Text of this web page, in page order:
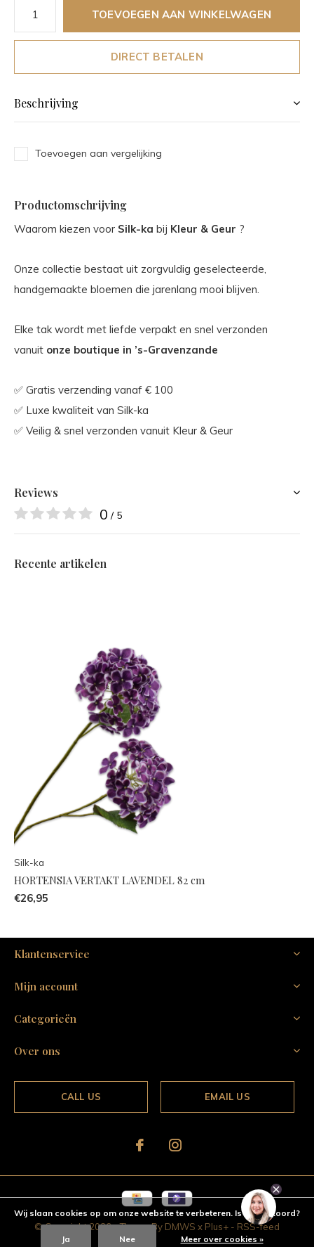
TOEVOEGEN AAN WINKELWAGEN
DIRECT BETALEN
Beschrijving
Toevoegen aan vergelijking
Productomschrijving
Waarom kiezen voor Silk-ka bij Kleur & Geur ?
Onze collectie bestaat uit zorgvuldig geselecteerde,
handgemaakte bloemen die jarenlang mooi blijven.
Elke tak wordt met liefde verpakt en snel verzonden
vanuit onze boutique in ’s-Gravenzande
✅ Gratis verzending vanaf € 100
✅ Luxe kwaliteit van Silk-ka
✅ Veilig & snel verzonden vanuit Kleur & Geur
Reviews
0 / 5
Recente artikelen
Silk-ka
HORTENSIA VERTAKT LAVENDEL 82 cm
€26,95
Klantenservice
Mijn account
Categorieën
Over ons
CALL US EMAIL US
© Copyright2026- Theme By DMWS x Plus+ - RSS-feed
Wij slaan cookies op om onze website te verbeteren. Is dat akkoord?
Ja Nee Meer over cookies »